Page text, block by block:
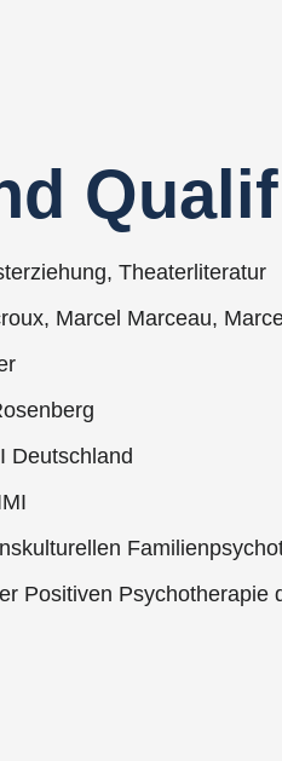
Theaterliteratur
Marcel Marceau,
Deutschland
Positiven Psychotherapie